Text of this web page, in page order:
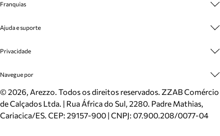
Cashback
Venda Corporativa
Mapa do Site
Inverno
Mundo Arezzo
Franquias
Plano de Negócio
Ajuda e suporte
Cadastro
Meus Pedidos
Trocas e Devoluções
Cartão Presente
Localizador de lojas
Privacidade
Politica e Privacidade
Navegue por
Sapatos
Bolsas
Scarpins
©2026, Arezzo. Todos os direitos reservados. ZZAB Comércio
de Calçados Ltda. | Rua África do Sul, 2280. Padre Mathias,
Cariacica/ES. CEP: 29157-900 | CNPJ: 07.900.208/0077-04